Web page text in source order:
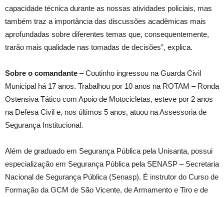
capacidade técnica durante as nossas atividades policiais, mas
também traz a importância das discussões acadêmicas mais
aprofundadas sobre diferentes temas que, consequentemente,
trarão mais qualidade nas tomadas de decisões”, explica.
Sobre o comandante – Coutinho ingressou na Guarda Civil
Municipal há 17 anos. Trabalhou por 10 anos na ROTAM – Ronda
Ostensiva Tático com Apoio de Motocicletas, esteve por 2 anos
na Defesa Civil e, nos últimos 5 anos, atuou na Assessoria de
Segurança Institucional.
Além de graduado em Segurança Pública pela Unisanta, possui
especialização em Segurança Pública pela SENASP – Secretaria
Nacional de Segurança Pública (Senasp). É instrutor do Curso de
Formação da GCM de São Vicente, de Armamento e Tiro e de